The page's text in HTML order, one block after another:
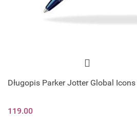
Długopis Parker Jotter Global
119.00